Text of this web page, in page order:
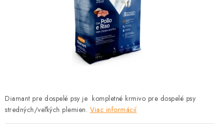
DEZINFEKČNÉ PROSTRIEDKY
VONKAJŠIE VTÁCTVO
Diamant pre dospelé psy je kompletné krmivo pre dospelé psy
stredných/veľkých plemien. Viac informácií